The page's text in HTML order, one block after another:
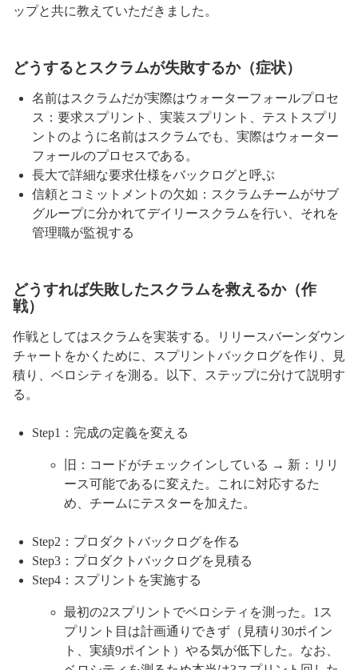
ップと共に教えていただきました。
どうするとスクラムが失敗するか（症状）
名前はスクラムだが実際はウォーターフォールプロセ
ス：要求スプリント、実装スプリント、テストスプリ
ントのように名前はスクラムでも、実際はウォーター
フォールのプロセスである。
長大で詳細な要求仕様をバックログと呼ぶ
信頼とコミットメントの欠如：スクラムチームがサブ
グループに分かれてデイリースクラムを行い、それを
管理職が監視する
どうすれば失敗したスクラムを救えるか（作
戦）
作戦としてはスクラムを実装する。リリースバーンダウン
チャートをかくために、スプリントバックログを作り、見
積り、ベロシティを測る。以下、ステップに分けて説明す
る。
Step1：完成の定義を変える
旧：コードがチェックインしている → 新：リリ
ース可能であるに変えた。これに対応するた
め、チームにテスターを加えた。
Step2：プロダクトバックログを作る
Step3：プロダクトバックログを見積る
Step4：スプリントを実施する
最初の2スプリントでベロシティを測った。1ス
プリント目は計画通りできず（見積り30ポイン
ト、実績9ポイント）やる気が低下した。なお、